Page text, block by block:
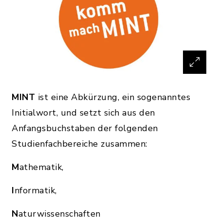
MINT ist eine Abkürzung, ein sogenanntes
Initialwort, und setzt sich aus den
Anfangsbuchstaben der folgenden
Studienfachbereiche zusammen:
Mathematik,
Informatik,
Naturwissenschaften